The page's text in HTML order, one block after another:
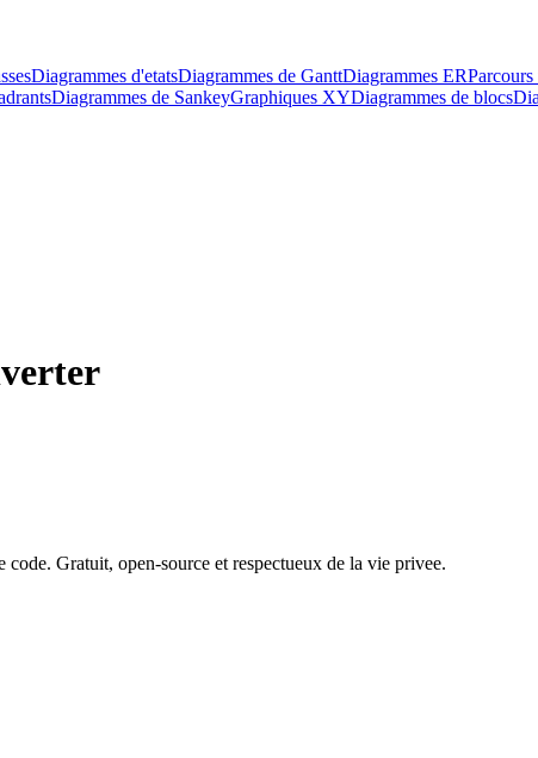
Diagrammes d'etatsDiagrammes de GanttDiagrammes ER
Diagrammes de SankeyGraphiques XYDiagrammes de blocs
Gratuit, open-source et respectueux de la vie privee.